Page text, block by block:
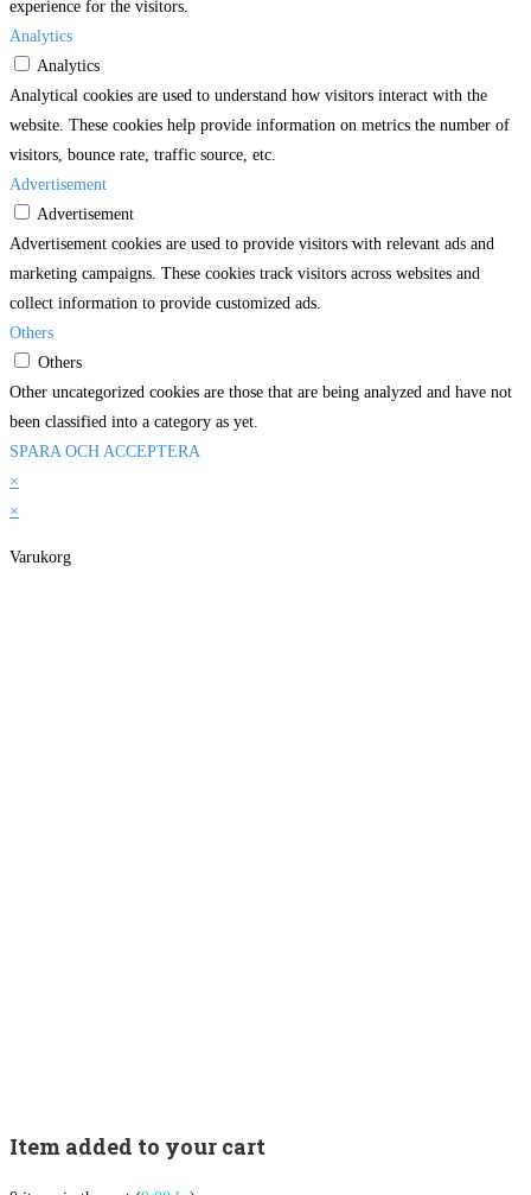
experience for the visitors.
Analytics
Analytics
Analytical cookies are used to understand how visitors interact with the
website. These cookies help provide information on metrics the number of
visitors, bounce rate, traffic source, etc.
Advertisement
Advertisement
Advertisement cookies are used to provide visitors with relevant ads and
marketing campaigns. These cookies track visitors across websites and
collect information to provide customized ads.
Others
Others
Other uncategorized cookies are those that are being analyzed and have not
been classified into a category as yet.
SPARA OCH ACCEPTERA
×
×
Varukorg
Item added to your cart